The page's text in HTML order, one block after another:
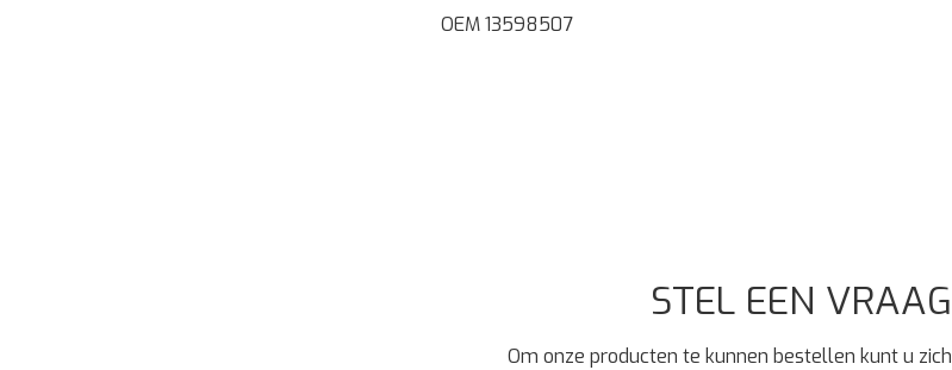
OEM 13598507
STEL EEN VRAAG
Om onze producten te kunnen bestellen kunt u zich